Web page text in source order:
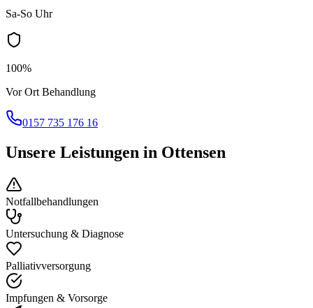
Sa-So Uhr
100%
Vor Ort Behandlung
0157 735 176 16
Unsere Leistungen in Ottensen
Notfallbehandlungen
Untersuchung & Diagnose
Palliativversorgung
Impfungen & Vorsorge